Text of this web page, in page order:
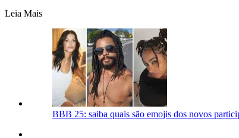
Leia Mais
BBB 25: saiba quais são emojis dos novos